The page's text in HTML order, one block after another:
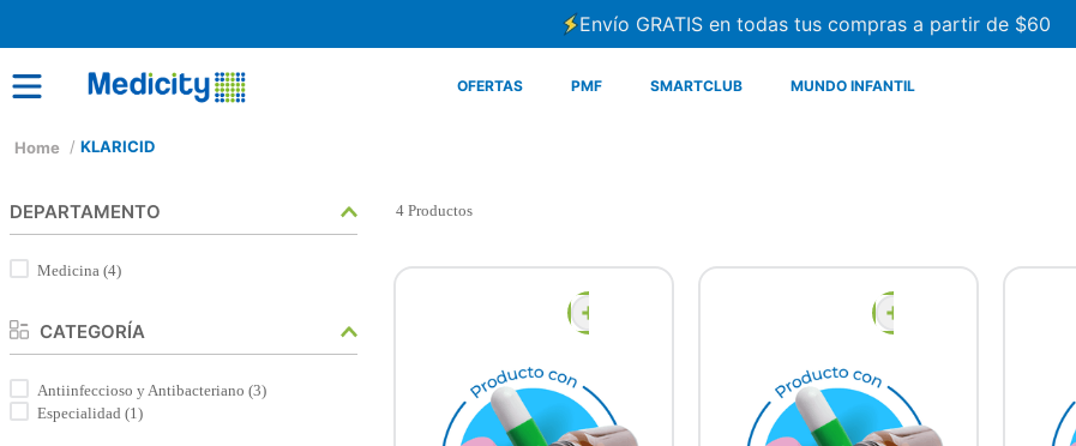
Envío GRATIS en todas tus compras a partir de $60
OFERTAS PMF SMARTCLUB MUNDO INFANTIL
KLARICID
DEPARTAMENTO
Medicina (4)
CATEGORÍA
Antiinfeccioso y Antibacteriano (3)
Especialidad (1)
4 Productos